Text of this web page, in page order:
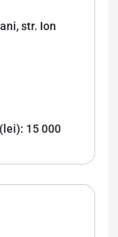
str. Ion
15 000